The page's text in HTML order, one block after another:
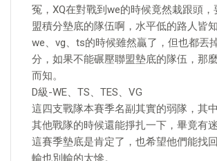
冤，XQ在對戰到we的時候竟然栽跟頭
盟積分墊底的隊伍啊，水平低的路人皆
we、vg、ts的時候雖然贏了，但也都丟
分，如果不能碾壓聯盟墊底的隊伍，那
而知。
D級-WE、TS、TES、VG
這四支戰隊本賽季名副其實的弱隊，其
其他戰隊的時候還能掙扎一下，畢竟有
這賽季墊底是肯定了，也希望他們能找
輸也別輸的太慘。